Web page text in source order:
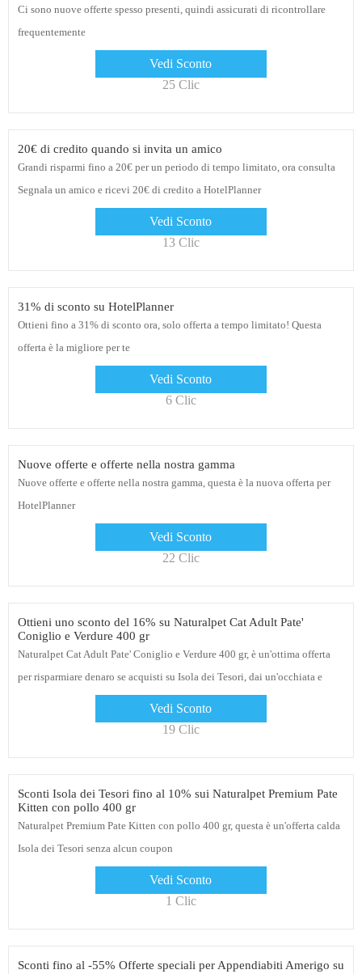
Ci sono nuove offerte spesso presenti, quindi assicurati di ricontrollare
frequentemente
Vedi Sconto
25 Clic
20€ di credito quando si invita un amico
Grandi risparmi fino a 20€ per un periodo di tempo limitato, ora consulta
Segnala un amico e ricevi 20€ di credito a HotelPlanner
Vedi Sconto
13 Clic
31% di sconto su HotelPlanner
Ottieni fino a 31% di sconto ora, solo offerta a tempo limitato! Questa
offerta è la migliore per te
Vedi Sconto
6 Clic
Nuove offerte e offerte nella nostra gamma
Nuove offerte e offerte nella nostra gamma, questa è la nuova offerta per
HotelPlanner
Vedi Sconto
22 Clic
Ottieni uno sconto del 16% su Naturalpet Cat Adult Pate'
Coniglio e Verdure 400 gr
Naturalpet Cat Adult Pate' Coniglio e Verdure 400 gr, è un'ottima offerta
per risparmiare denaro se acquisti su Isola dei Tesori, dai un'occhiata e
Vedi Sconto
19 Clic
Sconti Isola dei Tesori fino al 10% sui Naturalpet Premium Pate
Kitten con pollo 400 gr
Naturalpet Premium Pate Kitten con pollo 400 gr, questa è un'offerta calda
Isola dei Tesori senza alcun coupon
Vedi Sconto
1 Clic
Sconti fino al -55% Offerte speciali per Appendiabiti Amerigo su